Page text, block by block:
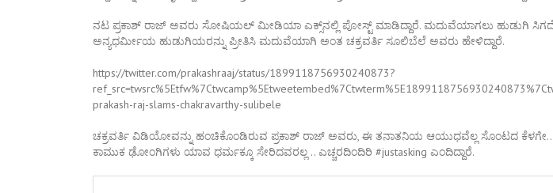
ನಟ ಪ್ರಕಾಶ್‌ ರಾಜ್‌ ಅವರು ಸೋಷಿಯಲ್‌ ಮೀಡಿಯಾ ಎಕ್ಸ್‌ನಲ್ಲಿ ಪೋಸ್ಟ್ ಮಾಡಿದ್ದಾರೆ. ಮದುವೆಯಾಗಲು ಹುಡುಗಿ
ಅನ್ಯಧರ್ಮೀಯ ಹುಡುಗಿಯರನ್ನು ಪ್ರೀತಿಸಿ ಮದುವೆಯಾಗಿ ಅಂತ ಚಕ್ರವರ್ತಿ ಸೂಲಿಬೆಲೆ ಅವರು ಹೇಳಿದ್ದಾರೆ.
https://twitter.com/prakashraaj/status/1899118756930240873?
prakash-raj-slams-chakravarthy-sulibele
ಚಕ್ರವರ್ತಿ ವಿಡಿಯೋವನ್ನು ಹಂಚಿಕೊಂಡಿರುವ ಪ್ರಕಾಶ್‌ ರಾಜ್‌ ಅವರು, ಈ ತನಾತನಿಯ ಆಯುಧವೆಲ್ಲ ಸೊಂಟದ ಕೆಳಗೇ..
ಕಾಮುಕ ಢೋಂಗಿಗಳು ಯಾವ ಧರ್ಮಕ್ಕೂ ಸೇರಿದವರಲ್ಲ .. ಎಚ್ಚರದಿಂದಿರಿ #justasking ಎಂದಿದ್ದಾರೆ.